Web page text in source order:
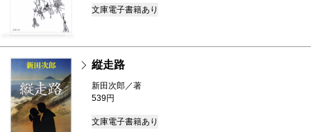
文庫電子書籍あり
縦走路
新田次郎／著
539円
文庫電子書籍あり